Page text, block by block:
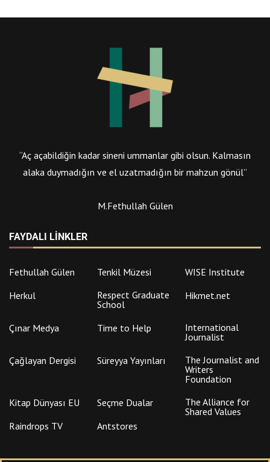
“Aç açabildiğin kadar sineni ummanlar gibi olsun. Kalmasın
alaka duymadığın ve el uzatmadığın bir mahzun gönül”
M.Fethullah Gülen
FAYDALI LINKLER
Fethullah Gülen Tenkil Müzesi
WISE Institute
Herkul
Respect Graduate
School
Hikmet.net
Çınar Medya Time to Help
International
Journalist
Çağlayan Dergisi
Süreyya Yayınları
The Journalist and
Writers
Foundation
Kitap Dünyası EU
Seçme Dualar
The Alliance for
Shared Values
Raindrops TV
Antstores